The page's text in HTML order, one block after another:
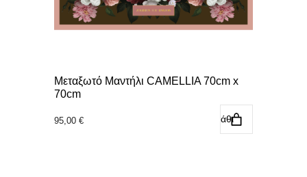
Μεταξωτό Μαντήλι CAMELLIA 70cm x
70cm
95,00 € Προσθήκη στο καλάθι